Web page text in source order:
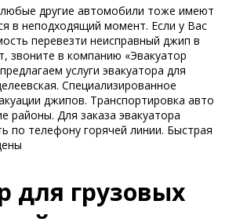
другие автомобили тоже имеют
в неподходящий момент. Если у Вас
перевезти неисправный джип в
звоните в компанию «Эвакуатор
услуги эвакуатора для
Специализированное
джипов. Транспортировка авто
районы. Для заказа эвакуатора
по телефону горячей линии. Быстрая
для грузовых